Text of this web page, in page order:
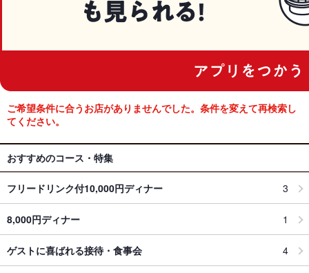
ご希望条件に合うお店がありませんでした。条件を変えて再検索し
てください。
おすすめのコース・特集
フリードリンク付10,000円ディナー 3
8,000円ディナー 1
ゲストに喜ばれる接待・食事会 4